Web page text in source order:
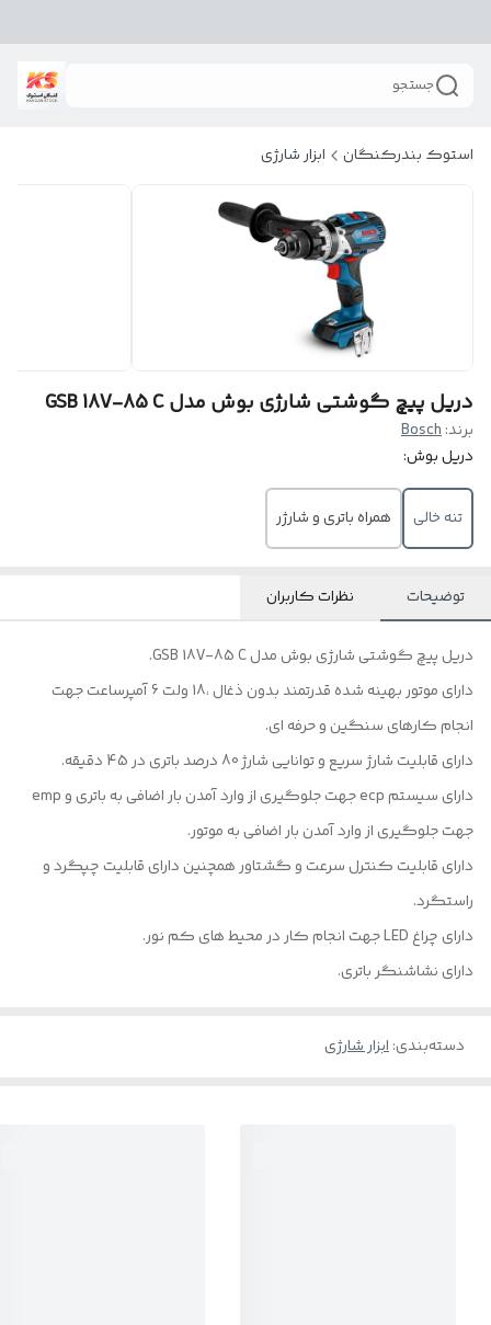
جستجو
استوک بندرکنگان ابزار شارژی
دریل پیچ گوشتی شارژی بوش مدل GSB 18V-85 C
برند:Bosch
دریل بوش:
تنه خالی همراه باتری و شارژر
توضیحات نظرات کاربران
دریل پیچ گوشتی شارژی بوش مدل GSB 18V-85 C.
دارای موتور بهینه شده قدرتمند بدون ذغال ،18 ولت 6 آمپرساعت جهت
انجام کارهای سنگین و حرفه ای.
دارای قابلیت شارژ سریع و توانایی شارژ 80 درصد باتری در 45 دقیقه.
دارای سیستم ecp جهت جلوگیری از وارد آمدن بار اضافی به باتری و emp
جهت جلوگیری از وارد آمدن بار اضافی به موتور.
دارای قابلیت کنترل سرعت و گشتاور همچنین دارای قابلیت چپگرد و
راستگرد.
دارای چراغ LED جهت انجام کار در محیط های کم نور.
دارای نشاشنگر باتری.
دسته‌بندی:ابزار شارژی